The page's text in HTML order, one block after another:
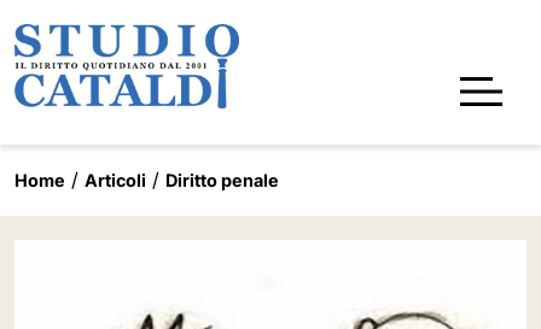
Home Articoli Diritto penale